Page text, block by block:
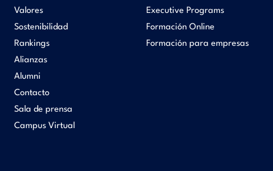
Valores
Sostenibilidad
Rankings
Alianzas
Alumni
Contacto
Sala de prensa
Campus Virtual
Executive Programs
Formación Online
Formación para empresas